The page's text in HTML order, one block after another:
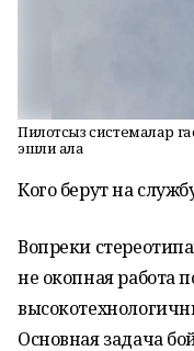
Пилотсыз системалар
эшли ала
Кого берут на
Вопреки
не окопная работа
Основная задача